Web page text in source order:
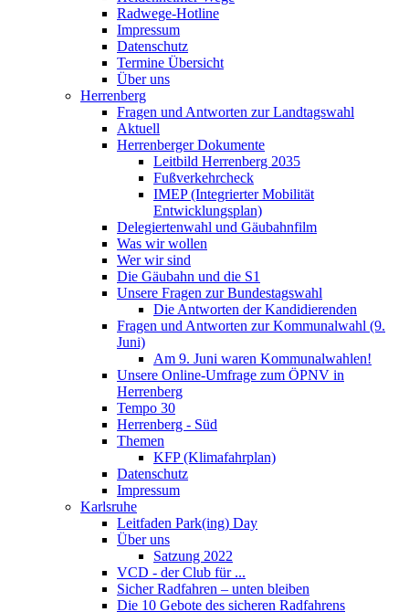
Radwege-Hotline
Impressum
Datenschutz
Termine Übersicht
Über uns
Herrenberg
Fragen und Antworten zur Landtagswahl
Aktuell
Herrenberger Dokumente
Leitbild Herrenberg 2035
Fußverkehrcheck
IMEP (Integrierter Mobilität
Entwicklungsplan)
Delegiertenwahl und Gäubahnfilm
Was wir wollen
Wer wir sind
Die Gäubahn und die S1
Unsere Fragen zur Bundestagswahl
Die Antworten der Kandidierenden
Fragen und Antworten zur Kommunalwahl (9.
Juni)
Am 9. Juni waren Kommunalwahlen!
Unsere Online-Umfrage zum ÖPNV in
Herrenberg
Tempo 30
Herrenberg - Süd
Themen
KFP (Klimafahrplan)
Datenschutz
Impressum
Karlsruhe
Leitfaden Park(ing) Day
Über uns
Satzung 2022
VCD - der Club für ...
Sicher Radfahren – unten bleiben
Die 10 Gebote des sicheren Radfahrens